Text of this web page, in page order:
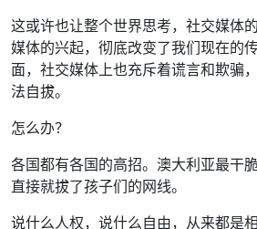
这或许也让整个世界思考，社交媒体
媒体的兴起，彻底改变了我们现在的
面，社交媒体上也充斥着谎言和欺骗
法自拔。
怎么办？
各国都有各国的高招。澳大利亚最干
直接就拔了孩子们的网线。
说什么人权，说什么自由，从来都是相